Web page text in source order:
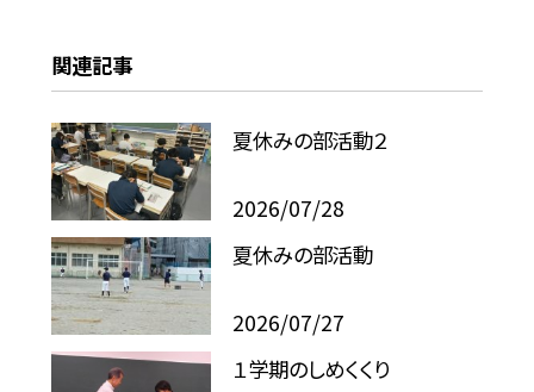
関連記事
夏休みの部活動２
2026/07/28
夏休みの部活動
2026/07/27
１学期のしめくくり